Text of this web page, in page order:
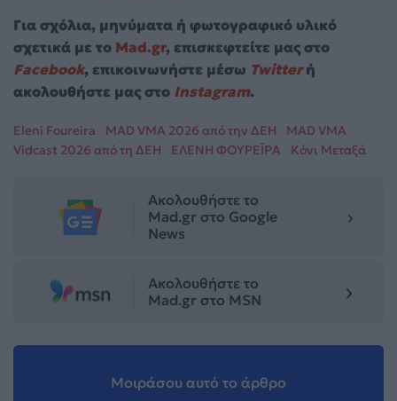
Για σχόλια, μηνύματα ή φωτογραφικό υλικό
σχετικά με το Mad.gr, επισκεφτείτε μας στο
Facebook, επικοινωνήστε μέσω Twitterή
ακολουθήστε μας στο Instagram.
Eleni Foureira MAD VMA 2026 από την ΔΕΗ
MAD VMA
Vidcast 2026 από τη ΔΕΗ
ΕΛΕΝΗ ΦΟΥΡΕΪΡΑ Κόνι Μεταξά
Ακολουθήστε το
Mad.gr στο Google
News
Ακολουθήστε το
Mad.gr στο MSN
Μοιράσου αυτό το άρθρο